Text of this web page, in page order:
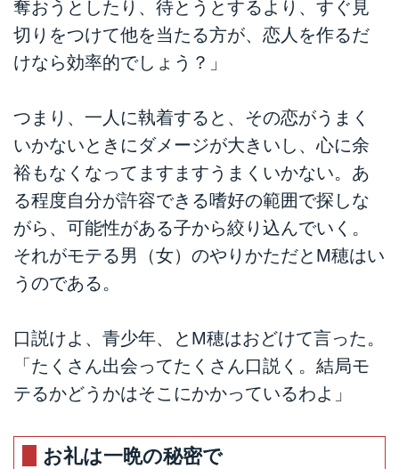
奪おうとしたり、待とうとするより、すぐ見
切りをつけて他を当たる方が、恋人を作るだ
けなら効率的でしょう？」
つまり、一人に執着すると、その恋がうまく
いかないときにダメージが大きいし、心に余
裕もなくなってますますうまくいかない。あ
る程度自分が許容できる嗜好の範囲で探しな
がら、可能性がある子から絞り込んでいく。
それがモテる男（女）のやりかただとM穂はい
うのである。
口説けよ、青少年、とM穂はおどけて言った。
「たくさん出会ってたくさん口説く。結局モ
テるかどうかはそこにかかっているわよ」
お礼は一晩の秘密で